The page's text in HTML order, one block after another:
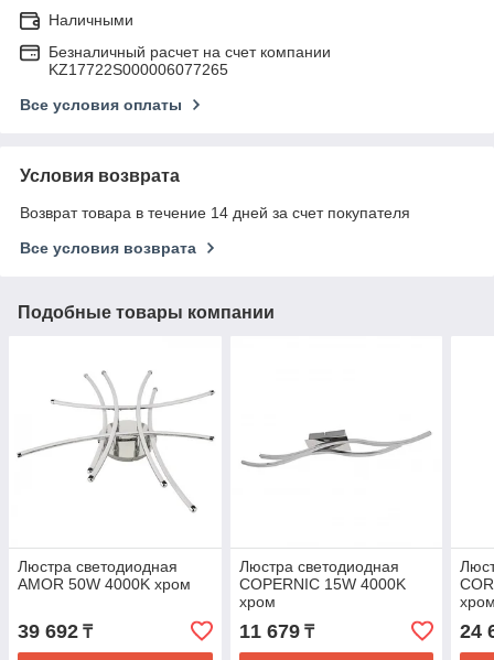
Наличными
Безналичный расчет на счет компании
KZ17722S000006077265
Все условия оплаты
Условия возврата
Возврат товара в течение 14 дней за счет покупателя
Все условия возврата
Подобные товары компании
Люстра светодиодная
AMOR 50W 4000K хром
39 692 ₸
Люстра светодиодная
COPERNIC 15W 4000K
хром
11 679₸ 24